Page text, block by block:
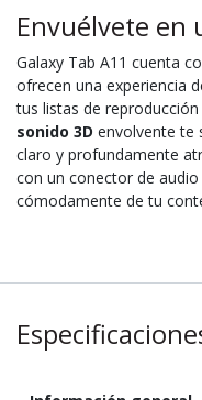
Envuélvete en
Galaxy Tab A11 cuenta
ofrecen una experiencia
tus listas de
sonido 3D envolvente te
claro y profundamente
con un conector de
cómodamente de tu